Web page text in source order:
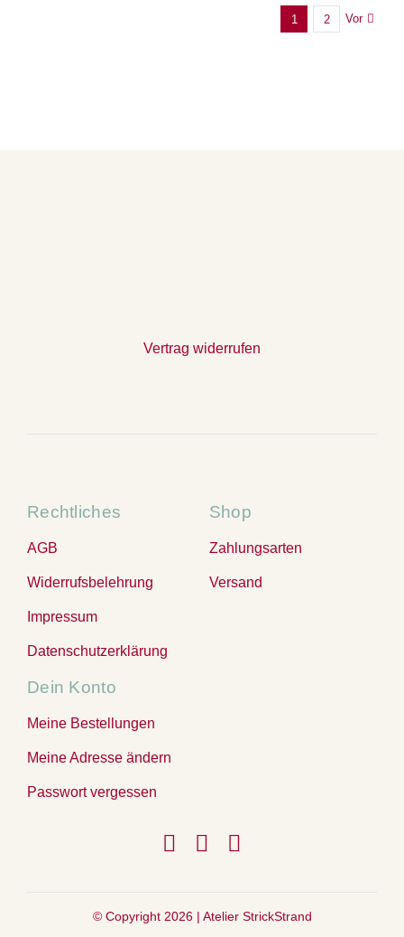
1 2 Vor
Vertrag widerrufen
Rechtliches
AGB
Widerrufsbelehrung
Impressum
Datenschutzerklärung
Shop
Zahlungsarten
Versand
Dein Konto
Meine Bestellungen
Meine Adresse ändern
Passwort vergessen
© Copyright 2026 | Atelier StrickStrand